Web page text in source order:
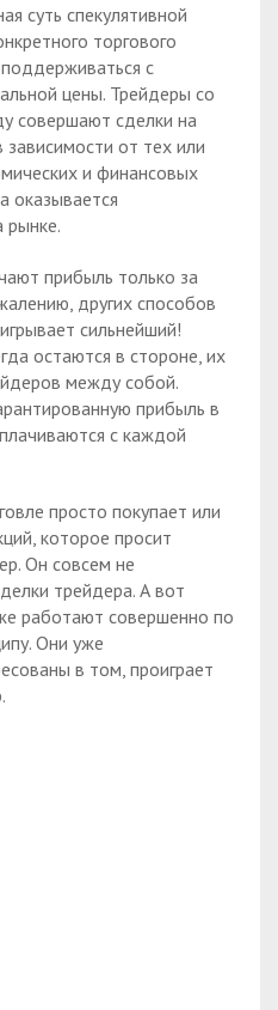
суть спекулятивной
торгового
с
цены. Трейдеры со
совершают сделки на
от тех или
и финансовых
оказывается
рынке.
прибыль только за
других способов
сильнейший!
остаются в стороне, их
между собой.
прибыль в
с каждой
просто покупает или
которое просит
Он совсем не
трейдера. А вот
работают совершенно по
Они уже
в том, проиграет